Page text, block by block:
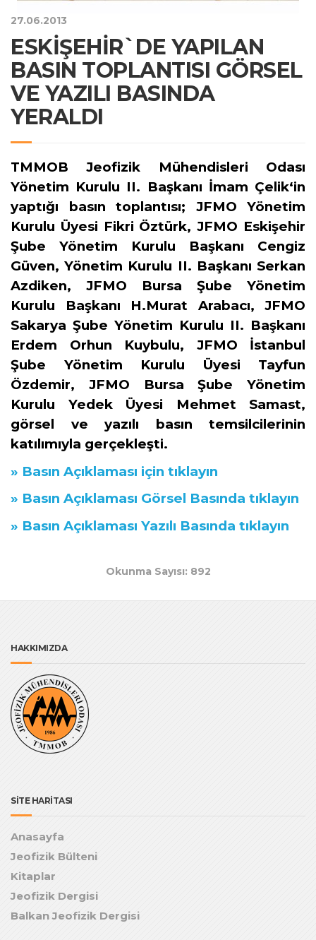
27.06.2013
ESKİŞEHİR`DE YAPILAN
BASIN TOPLANTISI GÖRSEL
VE YAZILI BASINDA
YERALDI
TMMOB Jeofizik Mühendisleri Odası
Yönetim Kurulu II. Başkanı İmam Çelik‘in
yaptığı basın toplantısı; JFMO Yönetim
Kurulu Üyesi Fikri Öztürk, JFMO Eskişehir
Şube Yönetim Kurulu Başkanı Cengiz
Güven, Yönetim Kurulu II. Başkanı Serkan
Azdiken, JFMO Bursa Şube Yönetim
Kurulu Başkanı H.Murat Arabacı, JFMO
Sakarya Şube Yönetim Kurulu II. Başkanı
Erdem Orhun Kuybulu, JFMO İstanbul
Şube Yönetim Kurulu Üyesi Tayfun
Özdemir, JFMO Bursa Şube Yönetim
Kurulu Yedek Üyesi Mehmet Samast,
görsel ve yazılı basın temsilcilerinin
katılımıyla gerçekleşti.
» Basın Açıklaması için tıklayın
» Basın Açıklaması Görsel Basında tıklayın
» Basın Açıklaması Yazılı Basında tıklayın
Okunma Sayısı: 892
HAKKIMIZDA
SİTE HARİTASI
Anasayfa
Jeofizik Bülteni
Kitaplar
Jeofizik Dergisi
Balkan Jeofizik Dergisi